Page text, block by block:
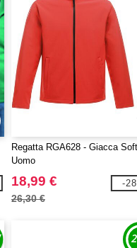
Regatta RGA628 - Giacca
Uomo
18,99 €
26,30 €
-